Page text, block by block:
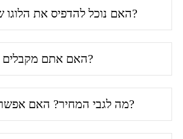
האם נוכל להדפיס את הלוגו שלנו על המוצר?
האם אתם מקבלים הזמנות קטנות?
מה לגבי המחיר? האם אפשר להוזיל את זה?